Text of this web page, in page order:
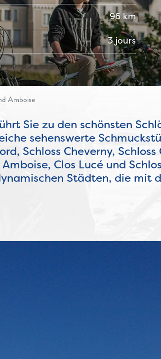
96 km
3 jours
Amboise
Sie zu den schönsten
sehenswerte
Schloss Cheverny,
Clos Lucé und
Städten, die mit